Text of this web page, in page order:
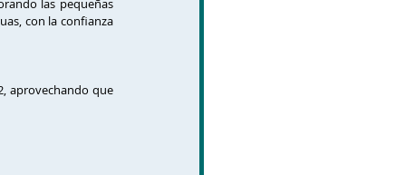
las pequeñas
con la confianza
aprovechando que